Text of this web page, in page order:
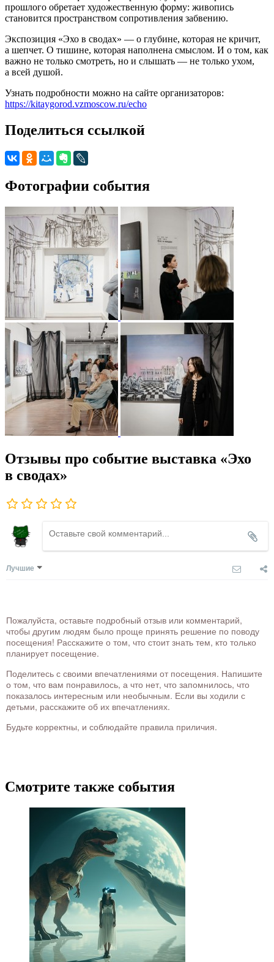
прошлого обретает художественную форму: живопись
становится пространством сопротивления забвению.
Экспозиция «Эхо в сводах» — о глубине, которая не кричит,
а шепчет. О тишине, которая наполнена смыслом. И о том, как
важно не только смотреть, но и слышать — не только ухом,
а всей душой.
Узнать подробности можно на сайте организаторов:
https://kitaygorod.vzmoscow.ru/echo
Поделиться ссылкой
Фотографии события
Отзывы про событие выставка «Эхо
в сводах»
Лучшие
Пожалуйста, оставьте подробный отзыв или комментарий,
чтобы другим людям было проще принять решение по поводу
посещения! Расскажите о том, что стоит знать тем, кто только
планирует посещение.
Поделитесь с своими впечатлениями от посещения. Напишите
о том, что вам понравилось, а что нет, что запомнилось, что
показалось интересным или необычным. Если вы ходили с
детьми, расскажите об их впечатлениях.
Будьте корректны, и соблюдайте правила приличия.
Смотрите также события